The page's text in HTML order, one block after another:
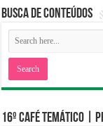
Busca de Conteúdos
16º CAFÉ TEMÁTICO |